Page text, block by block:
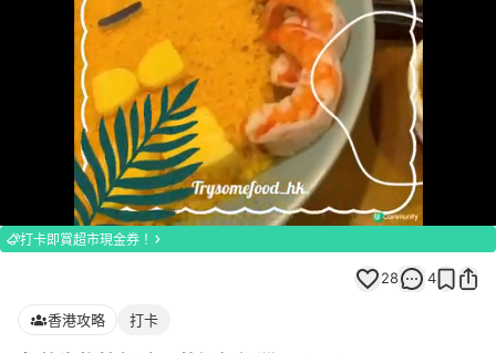
Loaded:
100.00%
打卡即賞超市現金券！
28 4
香港攻略 打卡